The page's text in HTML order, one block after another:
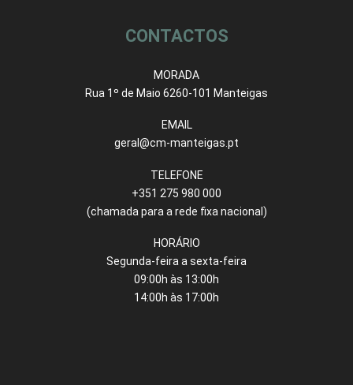
CONTACTOS
MORADA
Rua 1º de Maio 6260-101 Manteigas
EMAIL
geral@cm-manteigas.pt
TELEFONE
+351 275 980 000
(chamada para a rede fixa nacional)
HORÁRIO
Segunda-feira a sexta-feira
09:00h às 13:00h
14:00h às 17:00h